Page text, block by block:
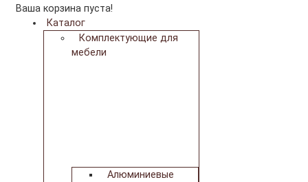
Ваша корзина пуста!
Каталог
Комплектующие для
мебели
Алюминиевые